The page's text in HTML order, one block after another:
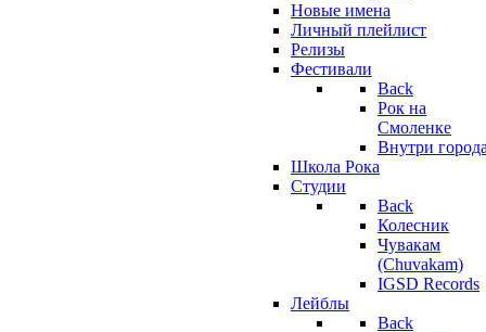
Новые имена
Личный плейлист
Релизы
Фестивали
Back
Рок на
Смоленке
Внутри
Школа Рока
Студии
Back
Колесник
Чувакам
(Chuvakam)
IGSD Records
Лейблы
Back